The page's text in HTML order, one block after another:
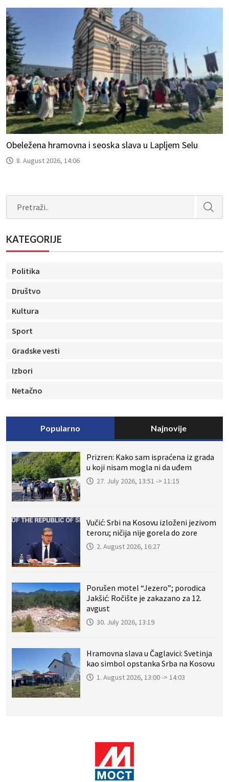
Obeležena hramovna i seoska slava u Lapljem Selu
8. August 2026, 14:06
KATEGORIJE
Politika
Društvo
Kultura
Sport
Gradske vesti
Izbori
Netačno
Popularno Najnovije
Prizren: Kako sam ispraćena iz grada
u koji nisam mogla ni da uđem
27. July 2026, 13:51 -> 11:15
Vučić: Srbi na Kosovu izloženi jezivom
teroru; ničija nije gorela do zore
2. August 2026, 16:27
Porušen motel “Jezero”; porodica
Jakšić: Ročište je zakazano za 12.
avgust
30. July 2026, 13:19
Hramovna slava u Čaglavici: Svetinja
kao simbol opstanka Srba na Kosovu
1. August 2026, 13:00 -> 14:03